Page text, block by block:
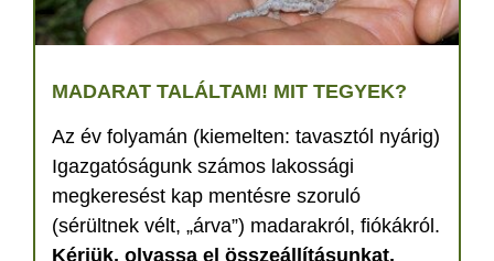
MADARAT TALÁLTAM! MIT TEGYEK?
Az év folyamán (kiemelten: tavasztól nyárig)
Igazgatóságunk számos lakossági
megkeresést kap mentésre szoruló
(sérültnek vélt, „árva”) madarakról, fiókákról.
Kérjük, olvassa el összeállításunkat,